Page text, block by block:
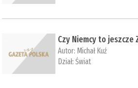
Czy Niemcy to jeszcze
Autor: Michał Kuź
Dział:Świat